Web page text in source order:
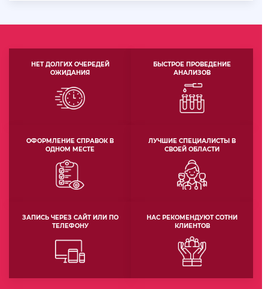
НЕТ ДОЛГИХ ОЧЕРЕДЕЙ
ОЖИДАНИЯ
БЫСТРОЕ ПРОВЕДЕНИЕ
АНАЛИЗОВ
ОФОРМЛЕНИЕ СПРАВОК В
ОДНОМ МЕСТЕ
ЛУЧШИЕ СПЕЦИАЛИСТЫ В
СВОЕЙ ОБЛАСТИ
ЗАПИСЬ ЧЕРЕЗ САЙТ ИЛИ ПО
ТЕЛЕФОНУ
НАС РЕКОМЕНДУЮТ СОТНИ
КЛИЕНТОВ